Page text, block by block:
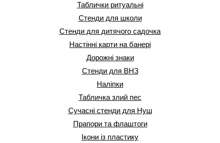
Таблички ритуальні
Стенди для школи
Стенди для дитячого садочка
Настінні карти на банері
Дорожні знаки
Стенди для ВНЗ
Наліпки
Табличка злий пес
Сучасні стенди для Нуш
Прапори та флаштоги
Ікони із пластику